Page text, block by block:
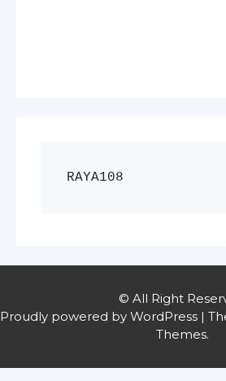
RAYA108
© All Right
Proudly powered by WordPress |
Themes.